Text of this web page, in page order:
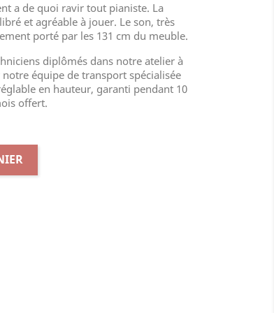
a de quoi ravir tout pianiste. La
et agréable à jouer. Le son, très
porté par les 131 cm du meuble.
diplômés dans notre atelier à
équipe de transport spécialisée
en hauteur, garanti pendant 10
offert.